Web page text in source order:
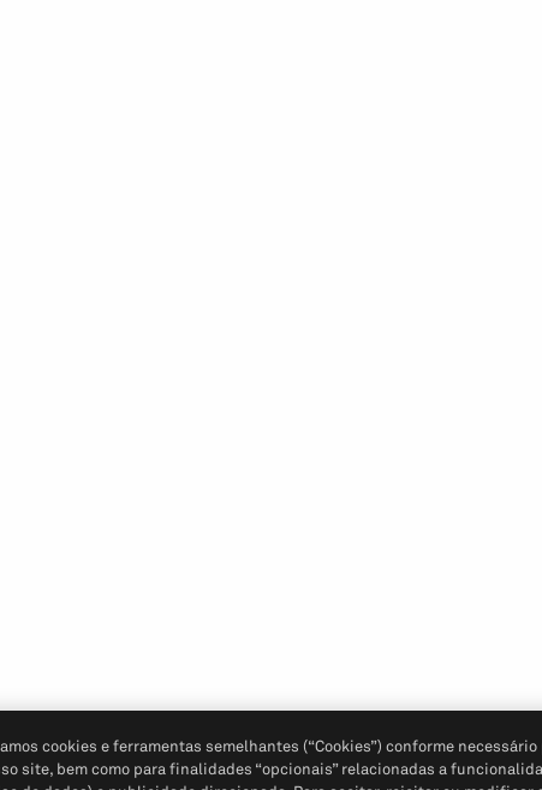
cookies e ferramentas semelhantes (“Cookies”) conforme
site, bem como para finalidades “opcionais” relacionadas a